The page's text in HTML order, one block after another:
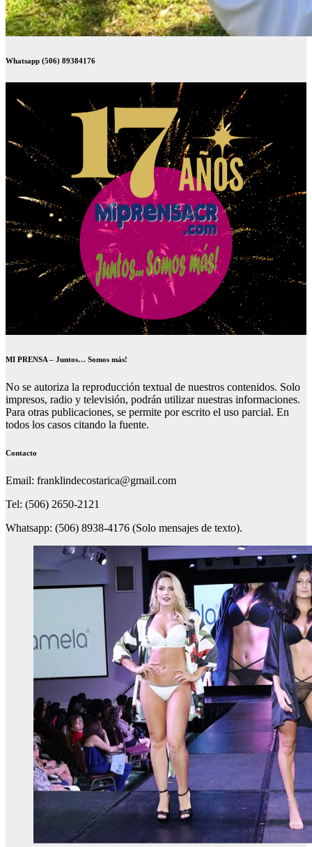
Whatsapp (506) 89384176
MI PRENSA – Juntos… Somos más!
No se autoriza la reproducción textual de nuestros contenidos. Solo
impresos, radio y televisión, podrán utilizar nuestras informaciones.
Para otras publicaciones, se permite por escrito el uso parcial. En
todos los casos citando la fuente.
Contacto
Email: franklindecostarica@gmail.com
Tel: (506) 2650-2121
Whatsapp: (506) 8938-4176 (Solo mensajes de texto).